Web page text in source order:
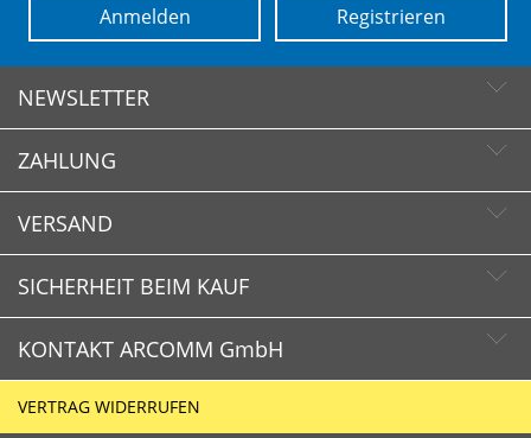
Registrieren
Anmelden
NEWSLETTER
Newsletter abonnieren
Newsletter abbestellen
ZAHLUNG
VERSAND
SICHERHEIT BEIM KAUF
Schnelle Lieferzeiten
Käuferschutz
KONTAKT ARCOMM GmbH
VERTRAG WIDERRUFEN